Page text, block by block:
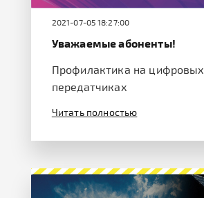
2021-07-05 18:27:00
Уважаемые абоненты!
Профилактика на цифровых
передатчиках
Читать полностью